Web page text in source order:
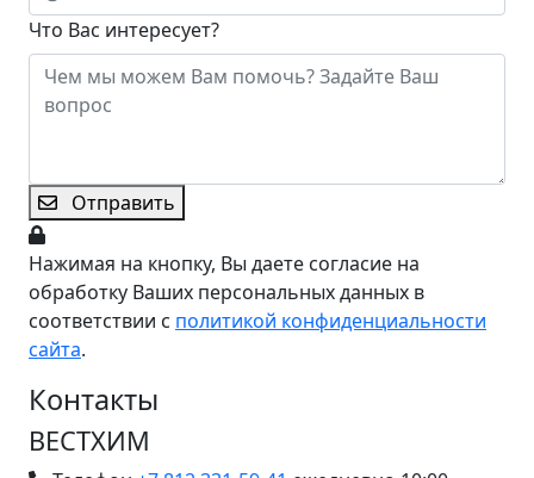
Что Вас интересует?
Отправить
Нажимая на кнопку, Вы даете согласие на
обработку Ваших персональных данных в
соответствии с политикой конфиденциальности
сайта.
Контакты
ВЕСТХИМ